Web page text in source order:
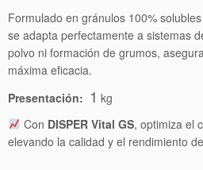
Formulado en gránulos 100%
se adapta perfectamente a sistemas
polvo ni formación de grumos,
máxima eficacia.
Presentación: 1 kg
Con DISPER Vital GS, optimiza el
elevando la calidad y el rendimiento